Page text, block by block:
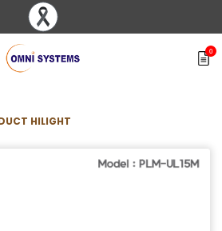
0
HILIGHT